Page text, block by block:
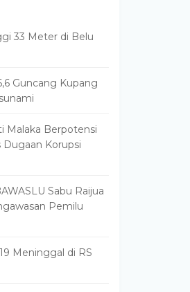
33 Meter di Belu
Guncang Kupang
Malaka Berpotensi
Dugaan Korupsi
Sabu Raijua
Pemilu
Meninggal di RS